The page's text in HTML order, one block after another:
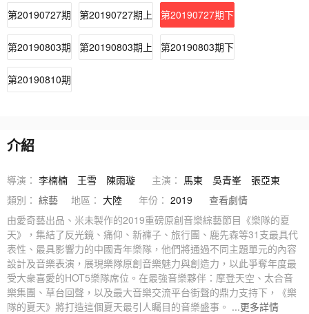
第20190727期 第20190727期上 第20190727期下
第20190803期 第20190803期上 第20190803期下
第20190810期
介紹
導演： 李楠楠 王雪 陳雨璇 主演： 馬東 吳青峯
張亞東
類別： 綜藝 地區： 大陸 年份： 2019
查看劇情
由愛奇藝出品、米未製作的2019重磅原創音樂綜藝節目《樂隊的夏
天》，集結了反光鏡、痛仰、新褲子、旅行團、鹿先森等31支最具代
表性、最具影響力的中國青年樂隊，他們將通過不同主題單元的內容
設計及音樂表演，展現樂隊原創音樂魅力與創造力，以此爭奪年度最
受大衆喜愛的HOT5樂隊席位。在最強音樂夥伴：摩登天空、太合音
樂集團、草台回聲，以及最大音樂交流平台街聲的鼎力支持下，《樂
隊的夏天》將打造這個夏天最引人矚目的音樂盛事。 ...更多詳情